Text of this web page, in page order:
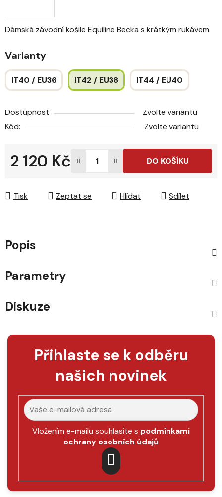
Dámská závodní košile Equiline Becka s krátkým rukávem.
Varianty
IT40 / EU36 IT42 / EU38 IT44 / EU40
Dostupnost
Zvolte variantu
Kód:
Zvolte variantu
2 120 Kč DO KOŠÍKU
Tisk Zeptat se Hlídat Sdílet
Popis
Parametry
Diskuze
Přihlaste se k odběru
našich novinek
Vložením e-mailu souhlasíte s podmínkami
ochrany osobních údajů
PŘIHLÁSIT
SE